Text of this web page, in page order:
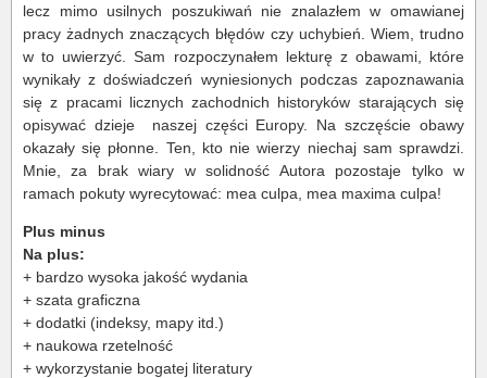
lecz mimo usilnych poszukiwań nie znalazłem w omawianej
pracy żadnych znaczących błędów czy uchybień. Wiem, trudno
w to uwierzyć. Sam rozpoczynałem lekturę z obawami, które
wynikały z doświadczeń wyniesionych podczas zapoznawania
się z pracami licznych zachodnich historyków starających się
opisywać dzieje naszej części Europy. Na szczęście obawy
okazały się płonne. Ten, kto nie wierzy niechaj sam sprawdzi.
Mnie, za brak wiary w solidność Autora pozostaje tylko w
ramach pokuty wyrecytować: mea culpa, mea maxima culpa!
Plus minus
Na plus:
+ bardzo wysoka jakość wydania
+ szata graficzna
+ dodatki (indeksy, mapy itd.)
+ naukowa rzetelność
+ wykorzystanie bogatej literatury